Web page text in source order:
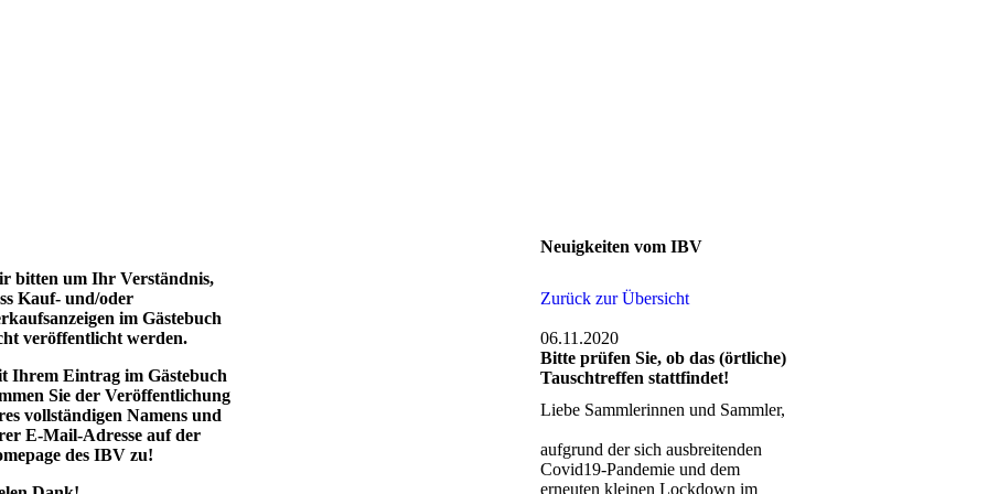
bitten um Ihr Verständnis,
Kauf- und/oder
im Gästebuch
veröffentlicht werden.
Ihrem Eintrag im Gästebuch
Sie der Veröffentlichung
vollständigen Namens und
E-Mail-Adresse auf der
des IBV zu!
Neuigkeiten vom IBV
Zurück zur Übersicht
06.11.2020
Bitte prüfen Sie, ob das (örtliche)
Tauschtreffen stattfindet!
Liebe Sammlerinnen und Sammler,
aufgrund der sich ausbreitenden
Covid19-Pandemie und dem
erneuten kleinen Lockdown im